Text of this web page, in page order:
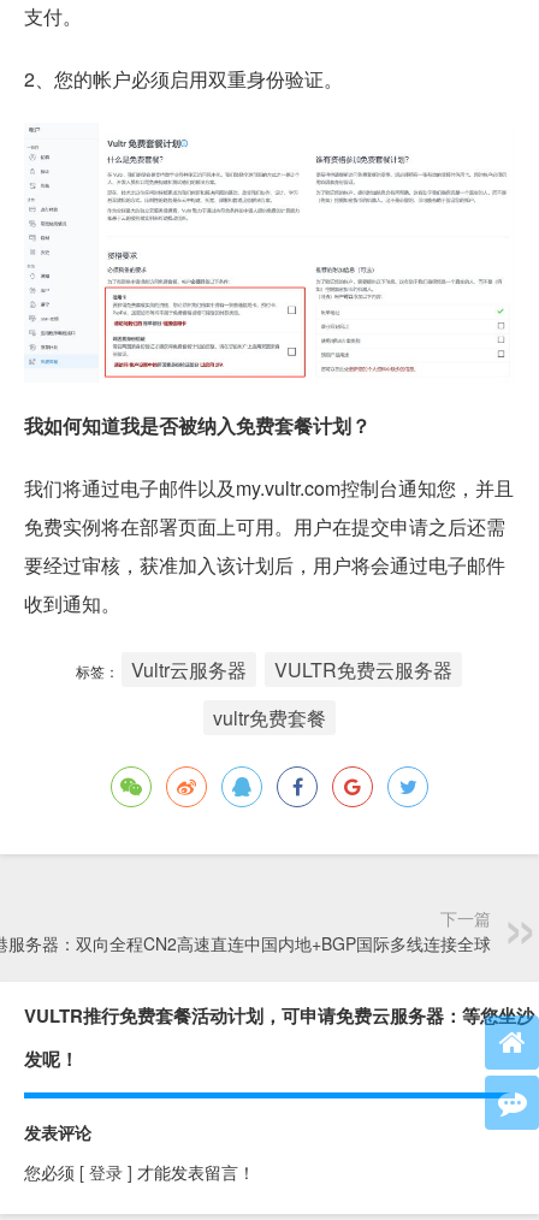
支付。
2、您的帐户必须启用双重身份验证。
我如何知道我是否被纳入免费套餐计划？
我们将通过电子邮件以及my.vultr.com控制台通知您，并且
免费实例将在部署页面上可用。用户在提交申请之后还需
要经过审核，获准加入该计划后，用户将会通过电子邮件
收到通知。
标签： Vultr云服务器
VULTR免费云服务器
vultr免费套餐
下一篇
服务器：双向全程CN2高速直连中国内地+BGP国际多线连接全球
VULTR推行免费套餐活动计划，可申请免费云服务器：等您坐沙
发呢！
发表评论
您必须 [ 登录 ] 才能发表留言！